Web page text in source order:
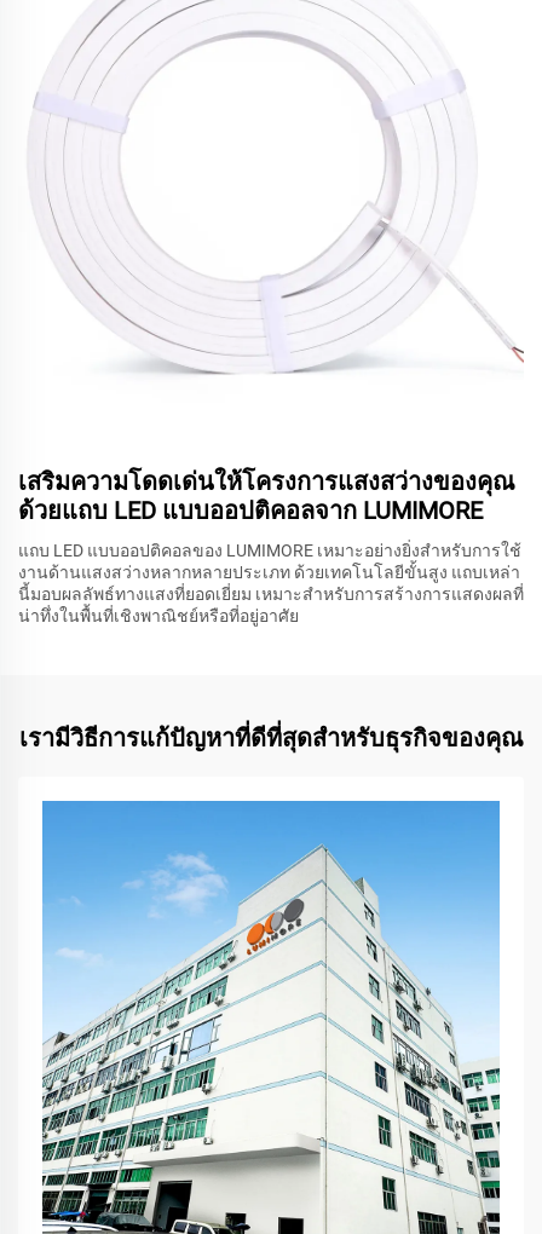
เสริมความโดดเด่นให้โครงการแสงสว่างของคุณ
ด้วยแถบ LED แบบออปติคอลจาก LUMIMORE
แถบ LED แบบออปติคอลของ LUMIMORE เหมาะอย่างยิ่งสำหรับการใช้
งานด้านแสงสว่างหลากหลายประเภท ด้วยเทคโนโลยีขั้นสูง แถบเหล่า
นี้มอบผลลัพธ์ทางแสงที่ยอดเยี่ยม เหมาะสำหรับการสร้างการแสดงผลที่
น่าทึ่งในพื้นที่เชิงพาณิชย์หรือที่อยู่อาศัย
เรามีวิธีการแก้ปัญหาที่ดีที่สุดสำหรับธุรกิจของคุณ